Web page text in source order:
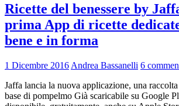
Ricette del benessere by
prima App di ricette
bene e in forma
1 Dicembre 2016 Andrea Bassanelli 6
Jaffa lancia la nuova applicazione, una
base di pompelmo Già scaricabile su Google